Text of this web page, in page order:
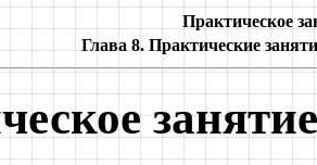
Практическое
Глава 8. Практические